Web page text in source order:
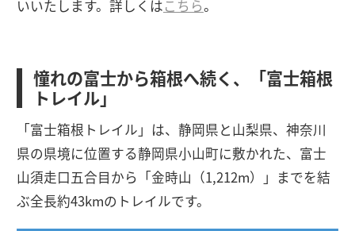
いいたします。詳しくはこちら。
憧れの富士から箱根へ続く、「富士箱根
トレイル」
「富士箱根トレイル」は、静岡県と山梨県、神奈川
県の県境に位置する静岡県小山町に敷かれた、富士
山須走口五合目から「金時山（1,212m）」までを結
ぶ全長約43kmのトレイルです。